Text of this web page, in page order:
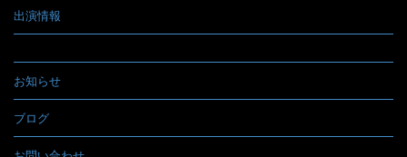
出演情報
お知らせ
ブログ